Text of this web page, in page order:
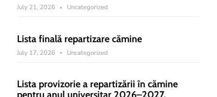
July 21, 2026 Uncategorized
Lista finală repartizare cămine
July 17, 2026 Uncategorized
Lista provizorie a repartizării în cămine
pentru anul universitar 2026–2027.